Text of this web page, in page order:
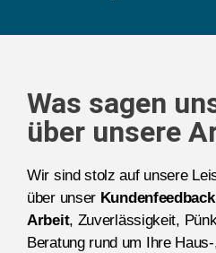
Was sagen
über unsere
Wir sind stolz auf unsere
über unser Kundenfeedback
Arbeit, Zuverlässigkeit,
Beratung rund um Ihre